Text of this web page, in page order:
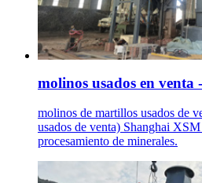
molinos usados en venta
molinos de martillos usados de
usados de venta) Shanghai
procesamiento de minerales.